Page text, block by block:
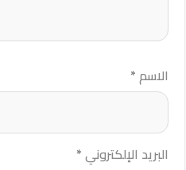
الاسم*
البريد الإلكتروني*